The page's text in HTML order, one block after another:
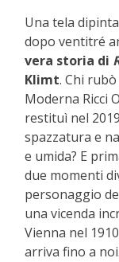
Una tela
dopo ventitré
vera storia di
Klimt. Chi rubò
Moderna Ricci
restituì nel
spazzatura e
e umida? E
due momenti
personaggio
una vicenda
Vienna nel
arriva fino a noi.